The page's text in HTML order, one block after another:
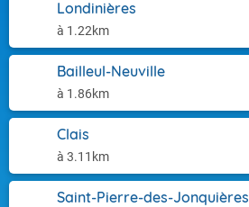
Londinières
à 1.22km
Bailleul-Neuville
à 1.86km
Clais
à 3.11km
Saint-Pierre-des-Jonquières